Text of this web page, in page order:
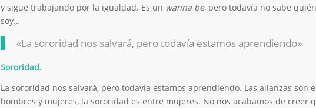
y sigue trabajando por la igualdad. Es un wanna be, pero todavía no sabe quién
soy…
«La sororidad nos salvará, pero todavía estamos aprendiendo»
Sororidad.
La sororidad nos salvará, pero todavía estamos aprendiendo. Las alianzas son
hombres y mujeres, la sororidad es entre mujeres. No nos acabamos de creer